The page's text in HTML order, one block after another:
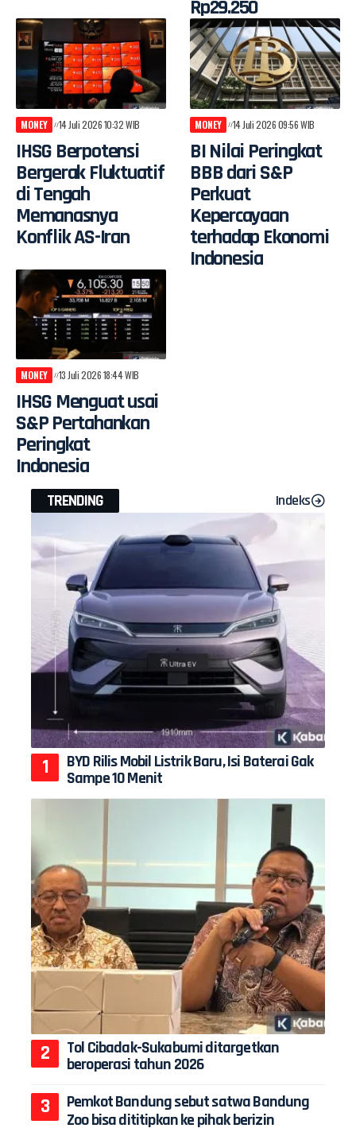
Rp29.250
MONEY 14 Juli 2026 10:32 WIB
IHSG Berpotensi
Bergerak Fluktuatif
di Tengah
Memanasnya
Konflik AS-Iran
MONEY 14 Juli 2026 09:56 WIB
BI Nilai Peringkat
BBB dari S&P
Perkuat
Kepercayaan
terhadap Ekonomi
Indonesia
MONEY 13 Juli 2026 18:44 WIB
IHSG Menguat usai
S&P Pertahankan
Peringkat
Indonesia
TRENDING Indeks
BYD Rilis Mobil Listrik Baru, Isi Baterai Gak
Sampe 10 Menit
Tol Cibadak-Sukabumi ditargetkan
beroperasi tahun 2026
Pemkot Bandung sebut satwa Bandung
Zoo bisa dititipkan ke pihak berizin